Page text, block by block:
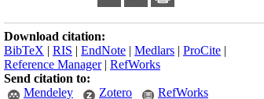
Download citation:
BibTeX | RIS | EndNote | Medlars | ProCite |
Reference Manager| RefWorks
Send citation to:
Mendeley
Zotero RefWorks